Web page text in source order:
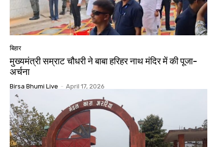
बिहार
मुख्यमंत्री सम्राट चौधरी ने बाबा हरिहर नाथ मंदिर में की पूजा-
अर्चना
Birsa Bhumi Live - April 17, 2026